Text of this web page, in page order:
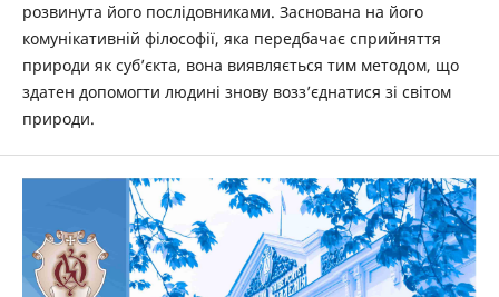
розвинута його послідовниками. Заснована на його
комунікативній філософії, яка передбачає сприйняття
природи як суб’єкта, вона виявляється тим методом, що
здатен допомогти людині знову возз’єднатися зі світом
природи.